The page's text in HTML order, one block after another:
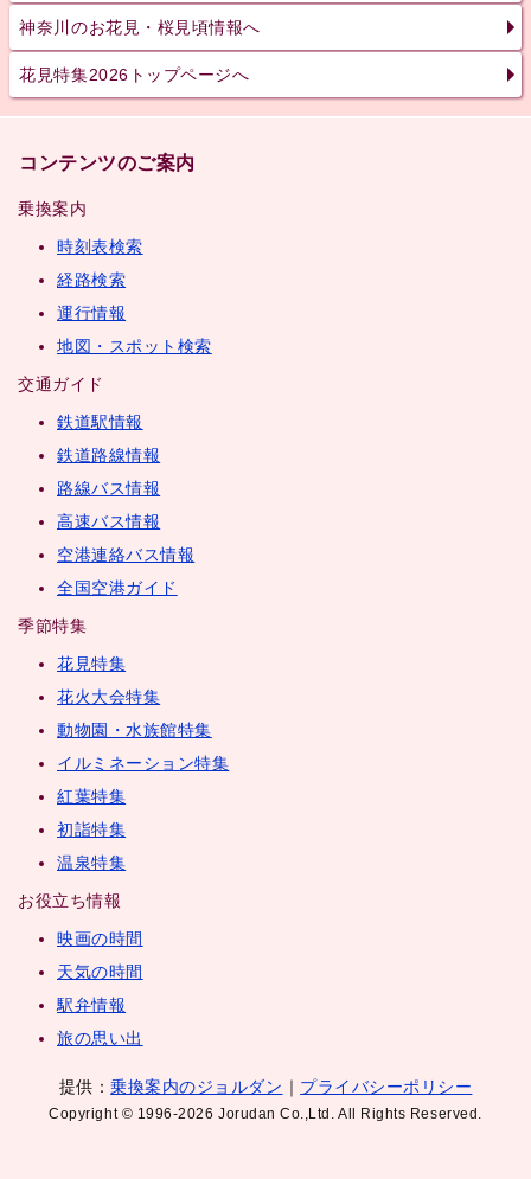
神奈川のお花見・桜見頃情報へ
花見特集2026トップページへ
コンテンツのご案内
乗換案内
時刻表検索
経路検索
運行情報
地図・スポット検索
交通ガイド
鉄道駅情報
鉄道路線情報
路線バス情報
高速バス情報
空港連絡バス情報
全国空港ガイド
季節特集
花見特集
花火大会特集
動物園・水族館特集
イルミネーション特集
紅葉特集
初詣特集
温泉特集
お役立ち情報
映画の時間
天気の時間
駅弁情報
旅の思い出
提供：乗換案内のジョルダン ｜ プライバシーポリシー
Copyright © 1996-2026 Jorudan Co.,Ltd. All Rights Reserved.